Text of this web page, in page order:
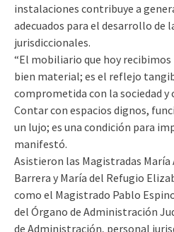
instalaciones contribuye a
adecuados para el desarrollo de
jurisdiccionales.
“El mobiliario que hoy
bien material; es el reflejo
comprometida con la sociedad
Contar con espacios dignos,
un lujo; es una condición para
manifestó.
Asistieron las Magistradas
Barrera y María del Refugio
como el Magistrado Pablo
del Órgano de Administración
de Administración, personal